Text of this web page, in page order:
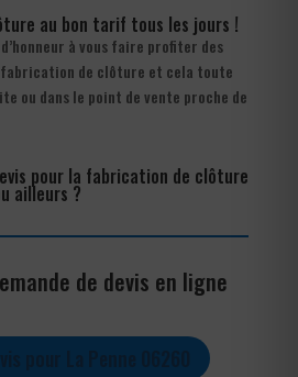
au bon tarif tous les jours !
à vous faire profiter des
de clôture et cela toute
ou dans le point de vente proche de
pour la fabrication de clôture
ailleurs ?
de devis en ligne